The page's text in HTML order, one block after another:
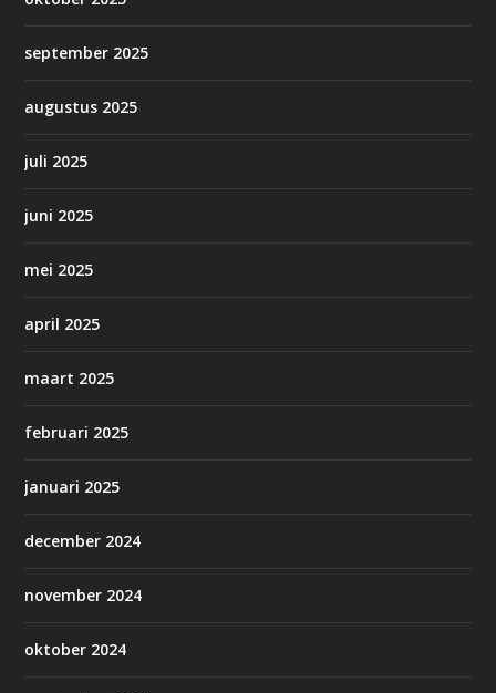
september 2025
augustus 2025
juli 2025
juni 2025
mei 2025
april 2025
maart 2025
februari 2025
januari 2025
december 2024
november 2024
oktober 2024